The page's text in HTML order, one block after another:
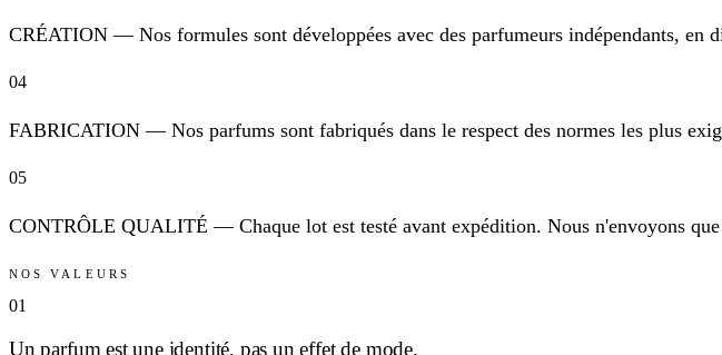
CRÉATION — Nos formules sont développées avec des parfumeurs indépendants, en
04
FABRICATION — Nos parfums sont fabriqués dans le respect des normes les plus
05
CONTRÔLE QUALITÉ — Chaque lot est testé avant expédition. Nous n'envoyons que
NOS VALEURS
01
Un parfum est une identité, pas un effet de mode.